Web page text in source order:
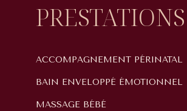
PRESTATIONS
ACCOMPAGNEMENT PÉRINATAL
BAIN ENVELOPPÉ ÉMOTIONNEL
MASSAGE BÉBÉ